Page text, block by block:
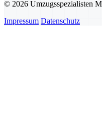
© 2026 Umzugsspezialisten
Impressum Datenschutz